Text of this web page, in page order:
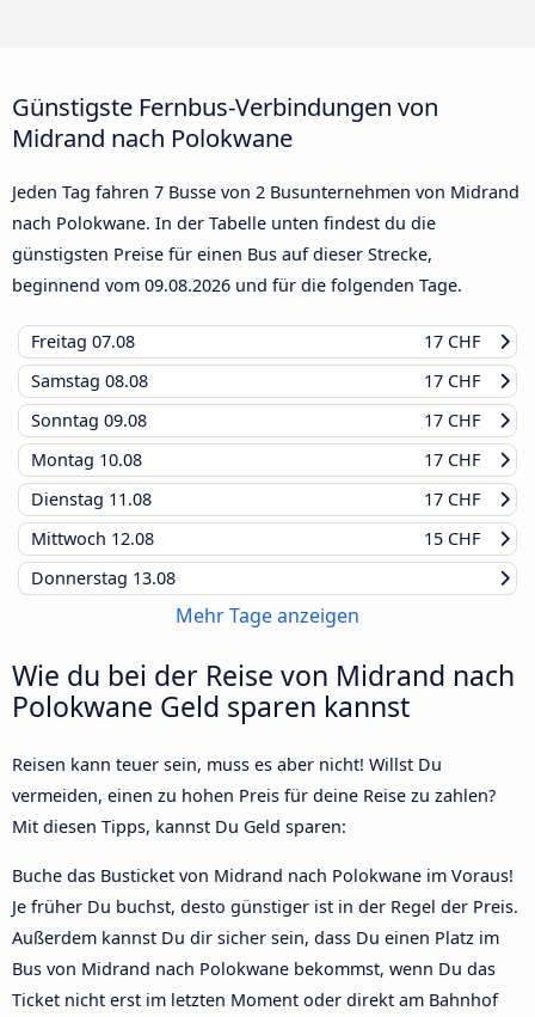
Günstigste Fernbus-Verbindungen von
Midrand nach Polokwane
Jeden Tag fahren 7 Busse von 2 Busunternehmen von Midrand
nach Polokwane. In der Tabelle unten findest du die
günstigsten Preise für einen Bus auf dieser Strecke,
beginnend vom 09.08.2026 und für die folgenden Tage.
Freitag 07.08
17 CHF
Samstag 08.08
17 CHF
Sonntag 09.08
17 CHF
Montag 10.08
17 CHF
Dienstag 11.08
17 CHF
Mittwoch 12.08
15 CHF
Donnerstag 13.08
Mehr Tage anzeigen
Wie du bei der Reise von Midrand nach
Polokwane Geld sparen kannst
Reisen kann teuer sein, muss es aber nicht! Willst Du
vermeiden, einen zu hohen Preis für deine Reise zu zahlen?
Mit diesen Tipps, kannst Du Geld sparen:
Buche das Busticket von Midrand nach Polokwane im Voraus!
Je früher Du buchst, desto günstiger ist in der Regel der Preis.
Außerdem kannst Du dir sicher sein, dass Du einen Platz im
Bus von Midrand nach Polokwane bekommst, wenn Du das
Ticket nicht erst im letzten Moment oder direkt am Bahnhof